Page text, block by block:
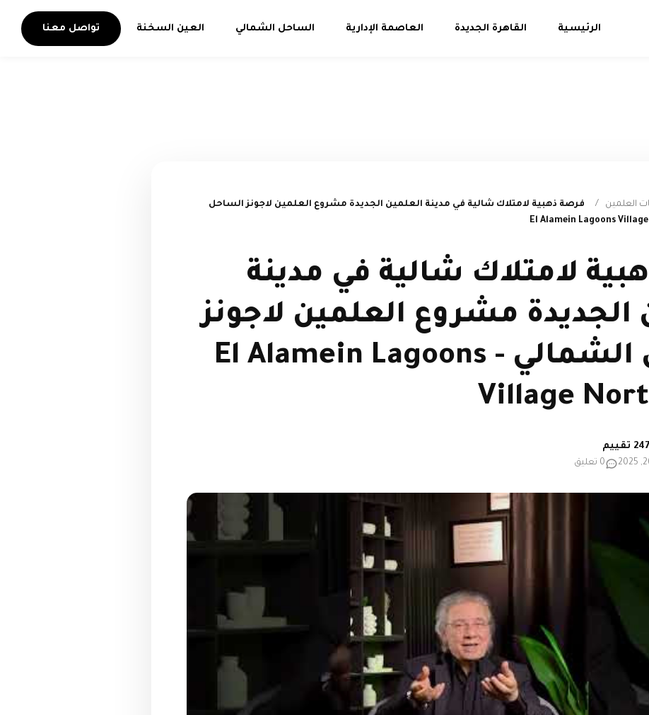
الرئيسية القاهرة الجديدة العاصمة الإدارية الساحل الشمالي العين السخنة تواصل معنا
العلمين /
فرصة ذهبية لامتلاك شالية في مدينة العلمين الجديدة مشروع العلمين لاجونز الساحل
لامتلاك شالية في مدينة
الجديدة مشروع العلمين لاجونز
الساحل الشمالي - El Alamein Lagoons
Village
0 تعليق